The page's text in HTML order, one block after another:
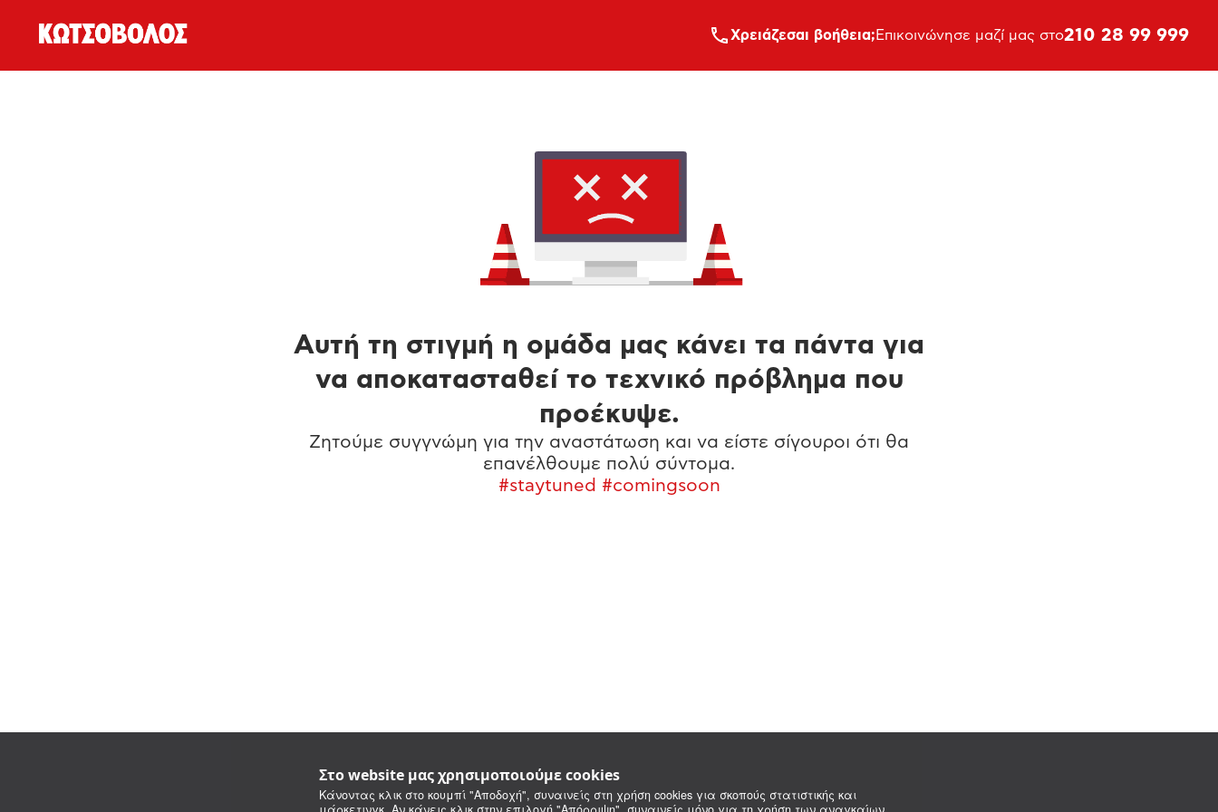
Στο website μας χρησιμοποιούμε cookies
Κάνοντας κλικ στο κουμπί "Αποδοχή", συναινείς στη χρήση cookies για σκοπούς στατιστικής και
Xρειάζεσαι βοήθεια; Επικοινώνησε μαζί μας στο210 28 99 999
Αυτή τη στιγμή η ομάδα μας κάνει τα πάντα για
να αποκατασταθεί το τεχνικό πρόβλημα που
προέκυψε.
Ζητούμε συγγνώμη για την αναστάτωση και να είστε σίγουροι ότι θα
επανέλθουμε πολύ σύντομα.
#staytuned #comingsoon